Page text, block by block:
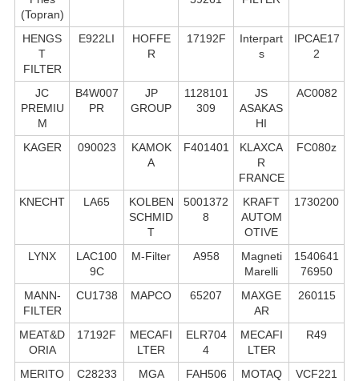
(Topran)
HENGS
T
FILTER
E922LI
HOFFE
R
17192F
Interpart
s
IPCAE17
2
JC
PREMIU
M
B4W007
PR
JP
GROUP
1128101
309
JS
ASAKAS
HI
AC0082
KAGER 090023
KAMOK
A
F401401
KLAXCA
R
FRANCE
FC080z
KNECHT LA65
KOLBEN
SCHMID
T
5001372
8
KRAFT
AUTOM
OTIVE
1730200
LYNX
LAC100
9C
M-Filter A958
Magneti
Marelli
1540641
76950
MANN-
FILTER
CU1738 MAPCO 65207
MAXGE
AR
260115
MEAT&D
ORIA
17192F
MECAFI
LTER
ELR704
4
MECAFI
LTER
R49
MERITO
C28233 MGA
FAH506
MOTAQ
VCF221